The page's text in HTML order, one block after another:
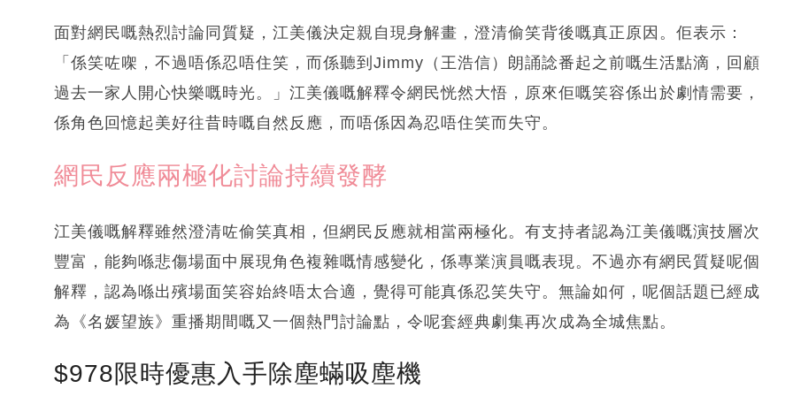
面對網民嘅熱烈討論同質疑，江美儀決定親自現身解畫，澄清偷笑背後嘅真正原因。佢表示：
「係笑咗㗎，不過唔係忍唔住笑，而係聽到Jimmy（王浩信）朗誦諗番起之前嘅生活點滴，回顧
過去一家人開心快樂嘅時光。」江美儀嘅解釋令網民恍然大悟，原來佢嘅笑容係出於劇情需要，
係角色回憶起美好往昔時嘅自然反應，而唔係因為忍唔住笑而失守。
網民反應兩極化討論持續發酵
江美儀嘅解釋雖然澄清咗偷笑真相，但網民反應就相當兩極化。有支持者認為江美儀嘅演技層次
豐富，能夠喺悲傷場面中展現角色複雜嘅情感變化，係專業演員嘅表現。不過亦有網民質疑呢個
解釋，認為喺出殯場面笑容始終唔太合適，覺得可能真係忍笑失守。無論如何，呢個話題已經成
為《名媛望族》重播期間嘅又一個熱門討論點，令呢套經典劇集再次成為全城焦點。
$978限時優惠入手除塵蟎吸塵機